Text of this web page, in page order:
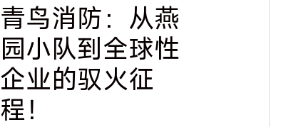
青鸟消防：从燕
园小队到全球性
企业的驭火征
程！